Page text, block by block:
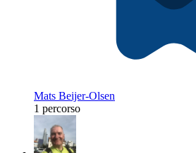
Mats Beijer-Olsen
1 percorso